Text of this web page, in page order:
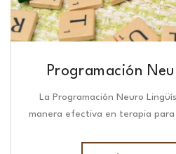
Programación
La Programación Neuro
manera efectiva en terapia para